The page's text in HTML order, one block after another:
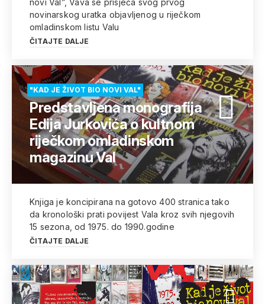
novi Val”, Vava se prisjeća svog prvog
novinarskog uratka objavljenog u riječkom
omladinskom listu Valu
ČITAJTE DALJE
"KAD JE ŽIVOT BIO NOVI VAL"
Predstavljena monografija
Edija Jurkovića o kultnom
riječkom omladinskom
magazinu Val
Knjiga je koncipirana na gotovo 400 stranica tako
da kronološki prati povijest Vala kroz svih njegovih
15 sezona, od 1975. do 1990.godine
ČITAJTE DALJE